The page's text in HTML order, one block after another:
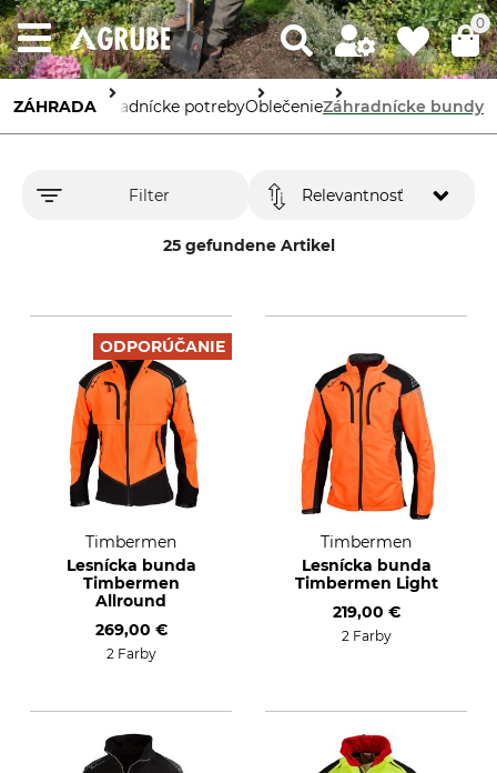
0
ZÁHRADAZáhradnícke potrebyOblečenieZáhradnícke bundy
Filter
25 gefundene Artikel
Relevantnosť
ODPORÚČANIE
Timbermen
Lesnícka bunda
Timbermen
Allround
269,00 €
2 Farby
Timbermen
Lesnícka bunda
Timbermen Light
219,00 €
2 Farby